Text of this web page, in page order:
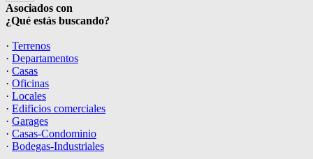
Asociados con
¿Qué estás buscando?
· Terrenos
· Departamentos
· Casas
· Oficinas
· Locales
· Edificios comerciales
· Garages
· Casas-Condominio
· Bodegas-Industriales